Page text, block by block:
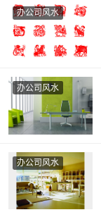
办公司风水
办公司风水
办公司风水